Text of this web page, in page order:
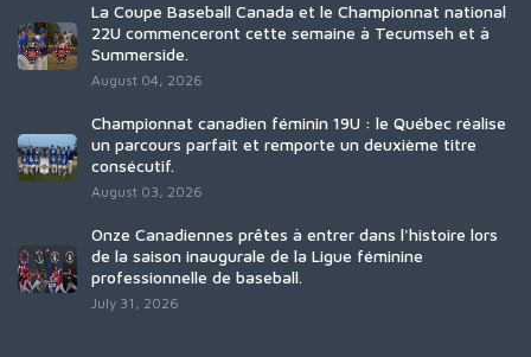
La Coupe Baseball Canada et le Championnat national
22U commenceront cette semaine à Tecumseh et à
Summerside.
August 04, 2026
Championnat canadien féminin 19U : le Québec réalise
un parcours parfait et remporte un deuxième titre
consécutif.
August 03, 2026
Onze Canadiennes prêtes à entrer dans l'histoire lors
de la saison inaugurale de la Ligue féminine
professionnelle de baseball.
July 31, 2026